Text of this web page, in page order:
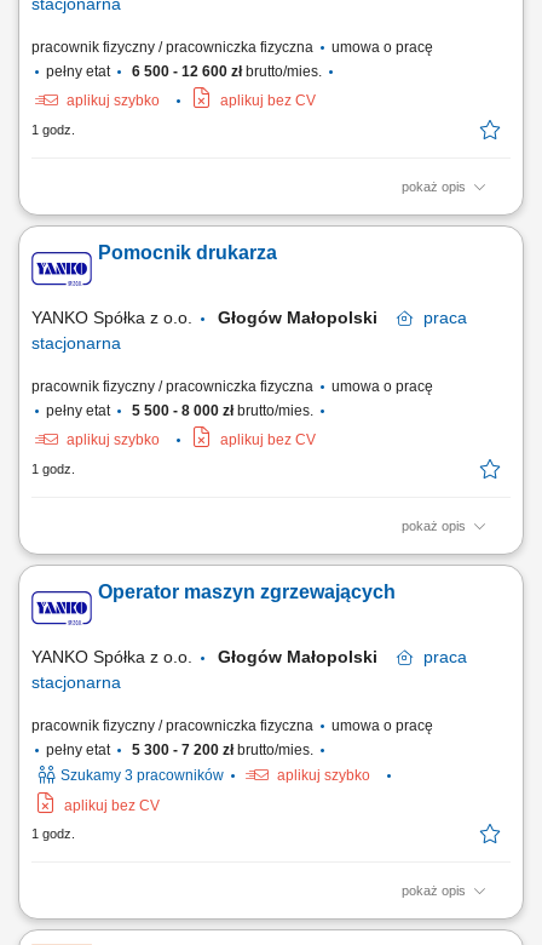
pracownik fizyczny / pracowniczka fizyczna
umowa o pracę
pełny etat
6 500 - 12 600 złbrutto/mies.
aplikuj szybko
aplikuj bez CV
1 godz.
pokaż opis
Co będziesz robić? Obsługiwać maszynę fleksograficzną (8-kolorową).
nadruku. Dbać o czystość, dokładność i porządek na stanowisku.
Wprowadzać dane do systemu, współpracować z pomocnikiem i innymi
Pomocnik drukarza
YANKO Spółka z o.o. Głogów Małopolski
praca
stacjonarna
pracownik fizyczny / pracowniczka fizyczna
umowa o pracę
pełny etat
5 500 - 8 000 złbrutto/mies.
aplikuj szybko
aplikuj bez CV
1 godz.
pokaż opis
Co będziesz robić? Pomagać drukarzowi przy przygotowaniu maszyny
dokładnością. Dbać o czystość stanowiska, sprzęt i porządek na
zmianie. Uczyć się, jak działa maszyna fleksograficzna – i z czasem
Operator maszyn zgrzewających
YANKO Spółka z o.o. Głogów Małopolski
praca
stacjonarna
pracownik fizyczny / pracowniczka fizyczna
umowa o pracę
pełny etat
5 300 - 7 200 złbrutto/mies.
Szukamy 3 pracowników
aplikuj szybko
aplikuj bez CV
1 godz.
pokaż opis
Co będziesz robić? Obsługiwać maszynę do zgrzewania folii – ustawiać